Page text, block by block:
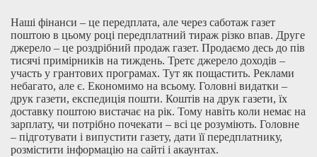
Наші фінанси – це передплата, але через саботаж газет
поштою в цьому році передплатний тираж різко впав. Друге
джерело – це роздрібний продаж газет. Продаємо десь до пів
тисячі примірників на тиждень. Третє джерело доходів –
участь у грантових програмах. Тут як пощастить. Реклами
небагато, але є. Економимо на всьому. Головні видатки –
друк газети, експедиція пошти. Коштів на друк газети, їх
доставку поштою вистачає на рік. Тому навіть коли немає на
зарплату, чи потрібно почекати – всі це розуміють. Головне
– підготувати і випустити газету, дати її передплатнику,
розмістити інформацію на сайті і акаунтах.